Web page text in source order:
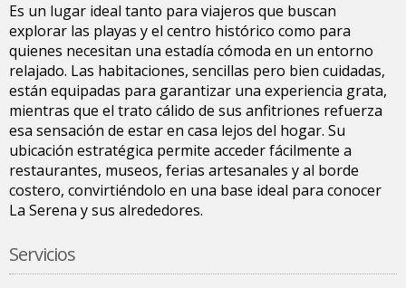
Es un lugar ideal tanto para viajeros que buscan
explorar las playas y el centro histórico como para
quienes necesitan una estadía cómoda en un entorno
relajado. Las habitaciones, sencillas pero bien cuidadas,
están equipadas para garantizar una experiencia grata,
mientras que el trato cálido de sus anfitriones refuerza
esa sensación de estar en casa lejos del hogar. Su
ubicación estratégica permite acceder fácilmente a
restaurantes, museos, ferias artesanales y al borde
costero, convirtiéndolo en una base ideal para conocer
La Serena y sus alrededores.
Servicios